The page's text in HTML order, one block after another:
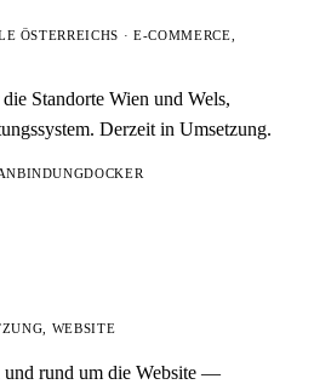
ÖSTERREICHS · E-COMMERCE,
Standorte Wien und Wels,
Derzeit in Umsetzung.
DOCKER
WEBSITE
rund um die Website —